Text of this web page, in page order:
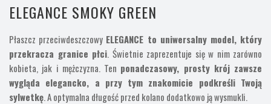
ELEGANCE SMOKY GREEN
Płaszcz przeciwdeszczowy ELEGANCE to uniwersalny model, który
przekracza granice płci. Świetnie zaprezentuje się w nim zarówno
kobieta, jak i mężczyzna. Ten ponadczasowy, prosty krój zawsze
wygląda elegancko, a przy tym znakomicie podkreśli Twoją
sylwetkę. A optymalna długość przed kolano dodatkowo ją wysmukli.